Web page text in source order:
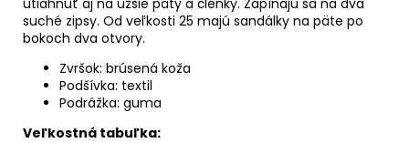
suché zipsy. Od veľkosti 25 majú sandálky na päte po
bokoch dva otvory.
Zvršok: brúsená koža
Podšívka: textil
Podrážka: guma
Veľkostná tabuľka: